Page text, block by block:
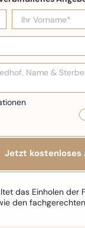
das Einholen der
den